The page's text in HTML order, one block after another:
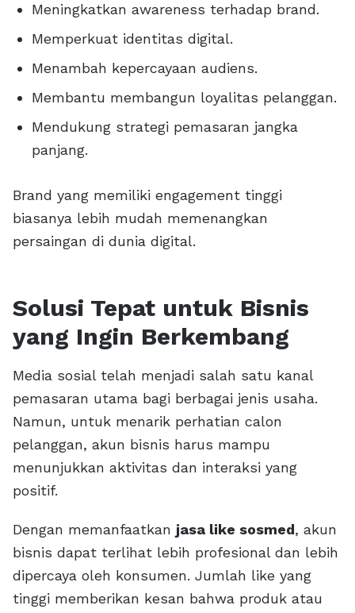
Meningkatkan awareness terhadap brand.
Memperkuat identitas digital.
Menambah kepercayaan audiens.
Membantu membangun loyalitas pelanggan.
Mendukung strategi pemasaran jangka
panjang.
Brand yang memiliki engagement tinggi
biasanya lebih mudah memenangkan
persaingan di dunia digital.
Solusi Tepat untuk Bisnis
yang Ingin Berkembang
Media sosial telah menjadi salah satu kanal
pemasaran utama bagi berbagai jenis usaha.
Namun, untuk menarik perhatian calon
pelanggan, akun bisnis harus mampu
menunjukkan aktivitas dan interaksi yang
positif.
Dengan memanfaatkan jasa like sosmed, akun
bisnis dapat terlihat lebih profesional dan lebih
dipercaya oleh konsumen. Jumlah like yang
tinggi memberikan kesan bahwa produk atau